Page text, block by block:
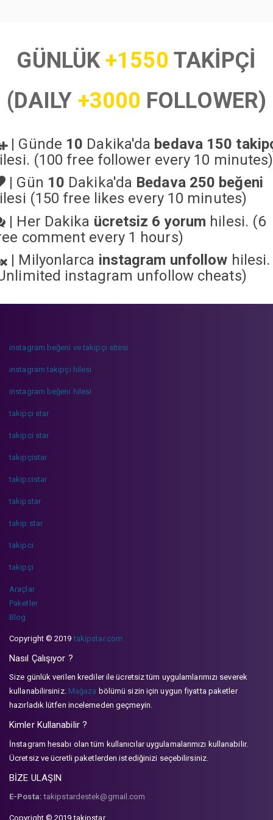
GÜNLÜK+1550 TAKİPÇİ
(DAILY +3000 FOLLOWER)
| Günde 10 Dakika'da bedava 150
(100 free follower every 10 minutes)
| Gün 10 Dakika'da Bedava 250 beğeni
(150 free likes every 10 minutes)
| Her Dakika ücretsiz 6 yorum hilesi. (6
comment every 1 hours)
| Milyonlarca instagram unfollow hilesi.
instagram unfollow cheats)
instagram beğeni ve takipçi sitesi
instagram takipçi hilesi
instagram beğeni hilesi
takipçi star
takipci star
takipçistar
takipcistar
takipstar
takip star
takipci
takipçi
Araçlar
Paketler
Blog
Copyright © 2019takipstar.com
Nasıl Çalışıyor ?
Size günlük verilen krediler ile ücretsiz tüm uygulamlarımızı severek
kullanabilirsiniz. Mağaza bölümü sizin için uygun fiyatta paketler
hazırladık lütfen incelemeden geçmeyin.
Kimler Kullanabilir ?
İnstagram hesabı olan tüm kullanıcılar uygulamalarımızı kullanabilir.
Ücretsiz ve ücretli paketlerden istediğinizi seçebilirsiniz.
BİZE ULAŞIN
E-Posta: takipstardestek@gmail.com
Copyright © 2019 takipstar.